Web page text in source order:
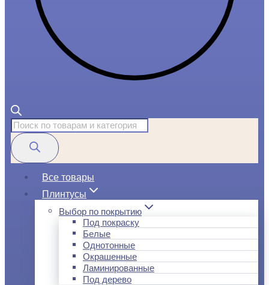
Поиск
товаров
Все товары
Плинтусы
Выбор по покрытию
Под покраску
Белые
Однотонные
Окрашенные
Ламинированные
Под дерево